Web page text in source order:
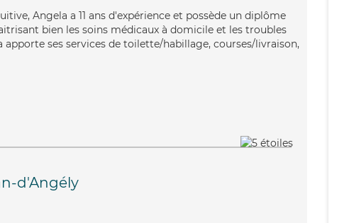
Angela a 11 ans d'expérience et possède un diplôme
bien les soins médicaux à domicile et les troubles
apporte ses services de toilette/habillage, courses/livraison,
d'Angély